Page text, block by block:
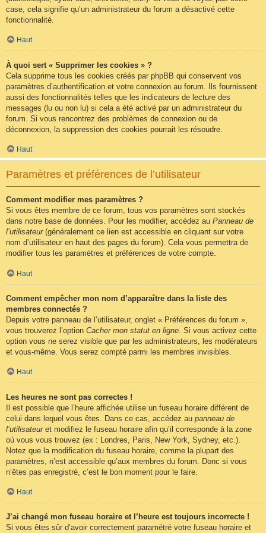
case, cela signifie qu’un administrateur du forum a désactivé cette
fonctionnalité.
Haut
À quoi sert « Supprimer les cookies » ?
Cela supprime tous les cookies créés par phpBB qui conservent vos
paramètres d’authentification et votre connexion au forum. Ils fournissent
aussi des fonctionnalités telles que les indicateurs de lecture des
messages (lu ou non lu) si cela a été activé par un administrateur du
forum. Si vous rencontrez des problèmes de connexion ou de
déconnexion, la suppression des cookies pourrait les résoudre.
Haut
Paramètres et préférences de l’utilisateur
Comment modifier mes paramètres ?
Si vous êtes membre de ce forum, tous vos paramètres sont stockés
dans notre base de données. Pour les modifier, accédez au Panneau de
l’utilisateur(généralement ce lien est accessible en cliquant sur votre
nom d’utilisateur en haut des pages du forum). Cela vous permettra de
modifier tous les paramètres et préférences de votre compte.
Haut
Comment empêcher mon nom d’apparaître dans la liste des
membres connectés ?
Depuis votre panneau de l’utilisateur, onglet « Préférences du forum »,
vous trouverez l’option Cacher mon statut en ligne . Si vous activez cette
option vous ne serez visible que par les administrateurs, les modérateurs
et vous-même. Vous serez compté parmi les membres invisibles.
Haut
Les heures ne sont pas correctes !
Il est possible que l’heure affichée utilise un fuseau horaire différent de
celui dans lequel vous êtes. Dans ce cas, accédez au panneau de
l’utilisateuret modifiez le fuseau horaire afin qu’il corresponde à la zone
où vous vous trouvez (ex : Londres, Paris, New York, Sydney, etc.).
Notez que la modification du fuseau horaire, comme la plupart des
paramètres, n’est accessible qu’aux membres du forum. Donc si vous
n’êtes pas enregistré, c’est le bon moment pour le faire.
Haut
J’ai changé mon fuseau horaire et l’heure est toujours incorrecte !
Si vous êtes sûr d’avoir correctement paramétré votre fuseau horaire et